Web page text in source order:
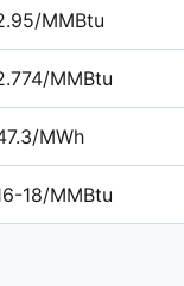
MMBtu
MMBtu
MWh
18/MMBtu